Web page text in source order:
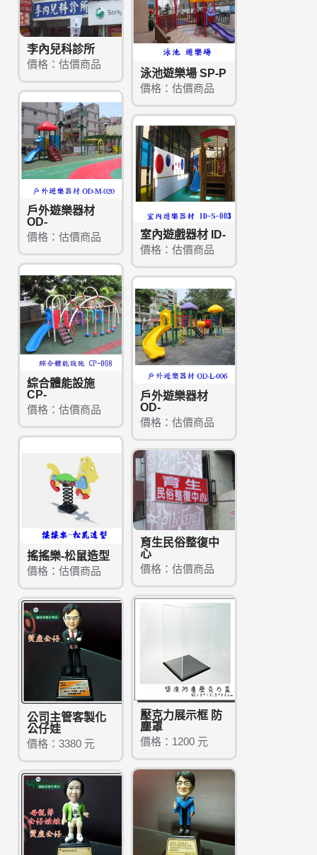
李內兒科診所
價格：估價商品
泳池遊樂場 SP-P
價格：估價商品
戶外遊樂器材
OD-
價格：估價商品
室內遊戲器材 ID-
價格：估價商品
綜合體能設施
CP-
價格：估價商品
戶外遊樂器材
OD-
價格：估價商品
搖搖樂-松鼠造型
價格：估價商品
育生民俗整復中
心
價格：估價商品
壓克力展示框 防
塵罩
價格：1200 元
公司主管客製化
公仔娃
價格：3380 元